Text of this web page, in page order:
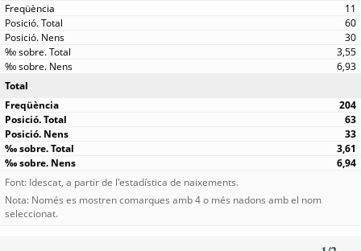
11
60
30
3,55
6,93
Total
204
63
33
3,61
6,94
Font: Idescat, a partir de l'estadística de naixements.
Nota: Només es mostren comarques amb 4 o més nadons amb el nom
seleccionat.